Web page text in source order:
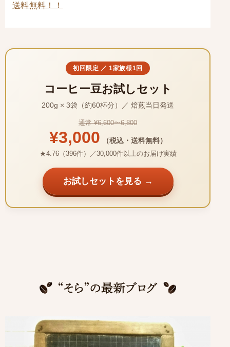
送料無料！！
初回限定 ／ 1家族様1回
コーヒー豆お試しセット
200g × 3袋（約60杯分）／ 焙煎当日発送
通常 ¥6,600〜6,800
¥3,000 （税込・送料無料）
★4.76（396件）／30,000件以上のお届け実績
お試しセットを見る →